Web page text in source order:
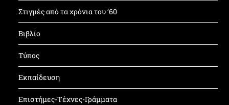
Στιγμές από τα χρόνια του ’60
Βιβλίο
Τύπος
Εκπαίδευση
Επιστήμες-Τέχνες-Γράμματα